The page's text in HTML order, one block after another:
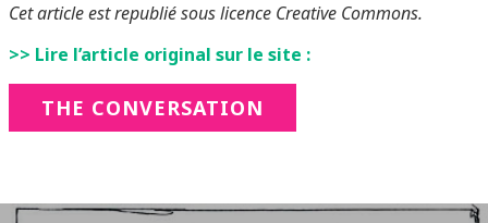
Cet article est republié sous licence Creative Commons.
>> Lire l’article original sur le site :
THE CONVERSATION